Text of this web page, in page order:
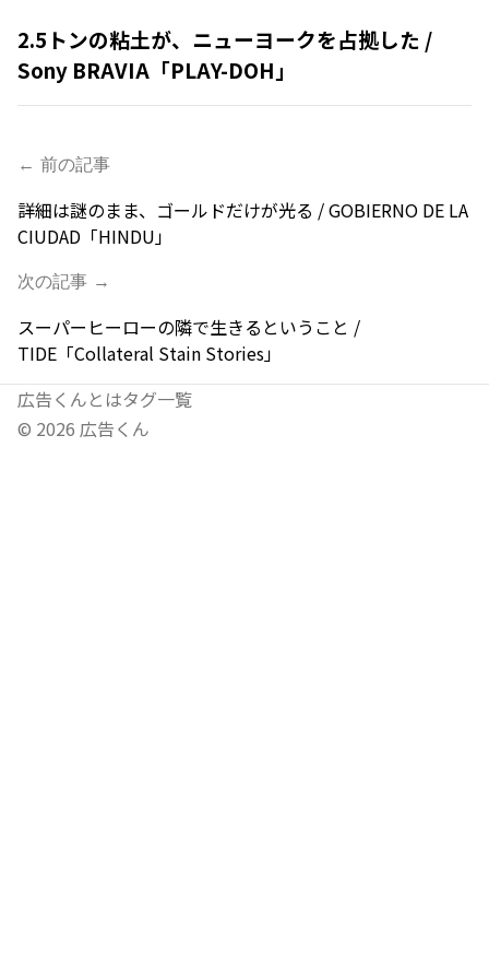
2.5トンの粘土が、ニューヨークを占拠した /
Sony BRAVIA「PLAY-DOH」
← 前の記事
詳細は謎のまま、ゴールドだけが光る / GOBIERNO DE LA
CIUDAD「HINDU」
次の記事 →
スーパーヒーローの隣で生きるということ /
TIDE「Collateral Stain Stories」
広告くんとはタグ一覧
© 2026 広告くん